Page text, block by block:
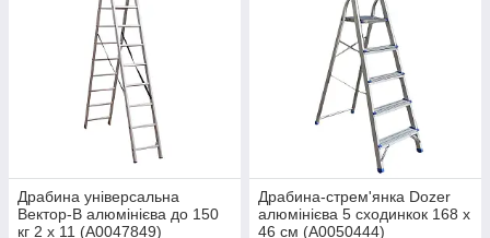
Драбина універсальна
Вектор-В алюмінієва до 150
кг 2 х 11 (А0047849)
Драбина-стрем'янка Dozer
алюмінієва 5 сходинкок 168 х
46 см (А0050444)